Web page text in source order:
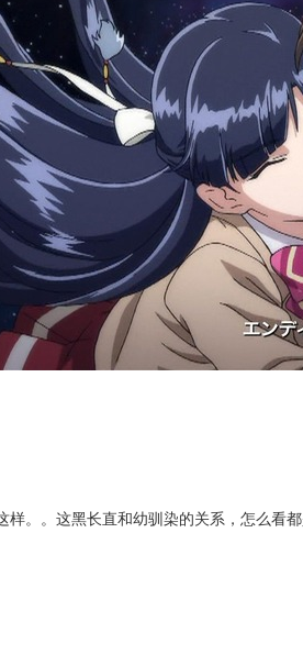
样。。这黑长直和幼驯染的关系，怎么看